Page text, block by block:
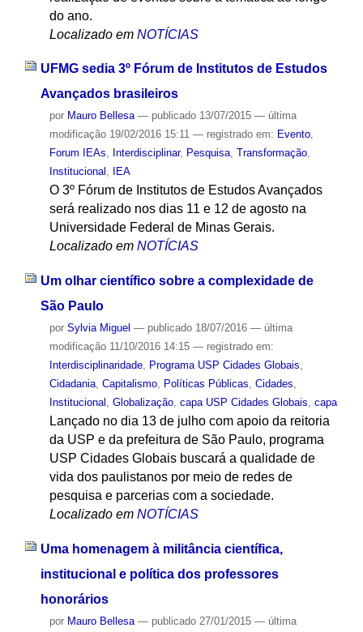
do ano.
Localizado em NOTÍCIAS
UFMG sedia 3º Fórum de Institutos de Estudos
Avançados brasileiros
por Mauro Bellesa — publicado13/07/2015 — última
modificação19/02/2016 15:11 — registrado em: Evento,
Forum IEAs, Interdisciplinar, Pesquisa, Transformação,
Institucional , IEA
O 3º Fórum de Institutos de Estudos Avançados
será realizado nos dias 11 e 12 de agosto na
Universidade Federal de Minas Gerais.
Localizado em NOTÍCIAS
Um olhar científico sobre a complexidade de
São Paulo
por Sylvia Miguel — publicado18/07/2016 — última
modificação11/10/2016 14:15 — registrado em:
Interdisciplinaridade, Programa USP Cidades Globais,
Cidadania, Capitalismo, Políticas Públicas, Cidades,
Institucional , Globalização, capa USP Cidades Globais, capa
Lançado no dia 13 de julho com apoio da reitoria
da USP e da prefeitura de São Paulo, programa
USP Cidades Globais buscará a qualidade de
vida dos paulistanos por meio de redes de
pesquisa e parcerias com a sociedade.
Localizado em NOTÍCIAS
Uma homenagem à militância científica,
institucional e política dos professores
honorários
por Mauro Bellesa — publicado27/01/2015 — última